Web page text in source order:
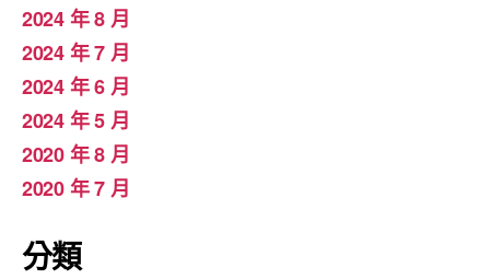
2024 年 8 月
2024 年 7 月
2024 年 6 月
2024 年 5 月
2020 年 8 月
2020 年 7 月
分類